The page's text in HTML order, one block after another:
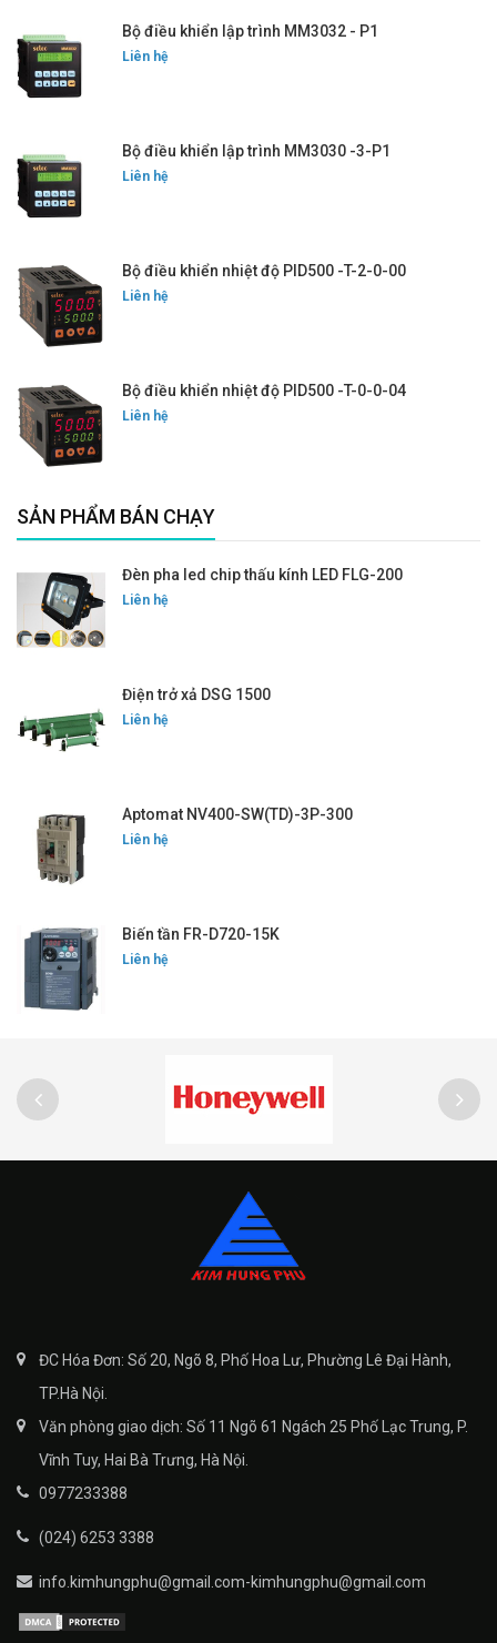
Bộ điều khiển lập trình MM3032 - P1
Liên hệ
Bộ điều khiển lập trình MM3030 -3-P1
Liên hệ
Bộ điều khiển nhiệt độ PID500 -T-2-0-00
Liên hệ
Bộ điều khiển nhiệt độ PID500 -T-0-0-04
Liên hệ
SẢN PHẨM BÁN CHẠY
Đèn pha led chip thấu kính LED FLG-200
Liên hệ
Điện trở xả DSG 1500
Liên hệ
Aptomat NV400-SW(TD)-3P-300
Liên hệ
Biến tần FR-D720-15K
Liên hệ
ĐC Hóa Đơn: Số 20, Ngõ 8, Phố Hoa Lư, Phường Lê Đại Hành,
TP.Hà Nội.
Văn phòng giao dịch: Số 11 Ngõ 61 Ngách 25 Phố Lạc Trung, P.
Vĩnh Tuy, Hai Bà Trưng, Hà Nội.
0977233388
(024) 6253 3388
info.kimhungphu@gmail.com-kimhungphu@gmail.com